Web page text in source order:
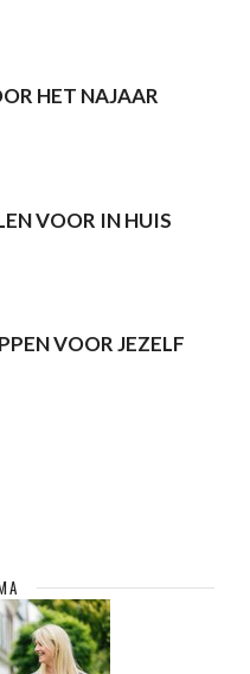
HET NAJAAR
VOOR IN HUIS
VOOR JEZELF